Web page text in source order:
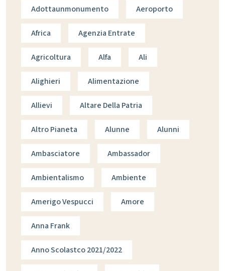
Adottaunmonumento Aeroporto
Africa Agenzia Entrate
Agricoltura Alfa Ali
Alighieri Alimentazione
Allievi Altare Della Patria
Altro Pianeta Alunne Alunni
Ambasciatore Ambassador
Ambientalismo Ambiente
Amerigo Vespucci Amore
Anna Frank
Anno Scolastco 2021/2022